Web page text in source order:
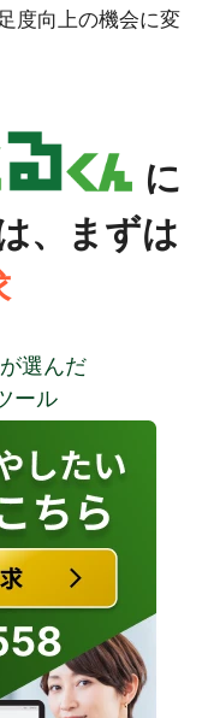
度向上の機会に変
に
、まずは
選んだ
ール